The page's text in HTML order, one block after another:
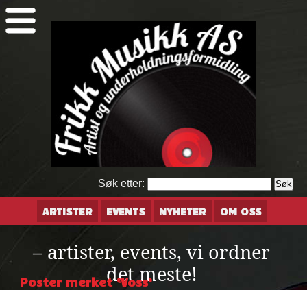
Søk etter:
ARTISTER EVENTS NYHETER OM OSS
– artister, events, vi ordner
det meste!
Poster merket ‘Voss’